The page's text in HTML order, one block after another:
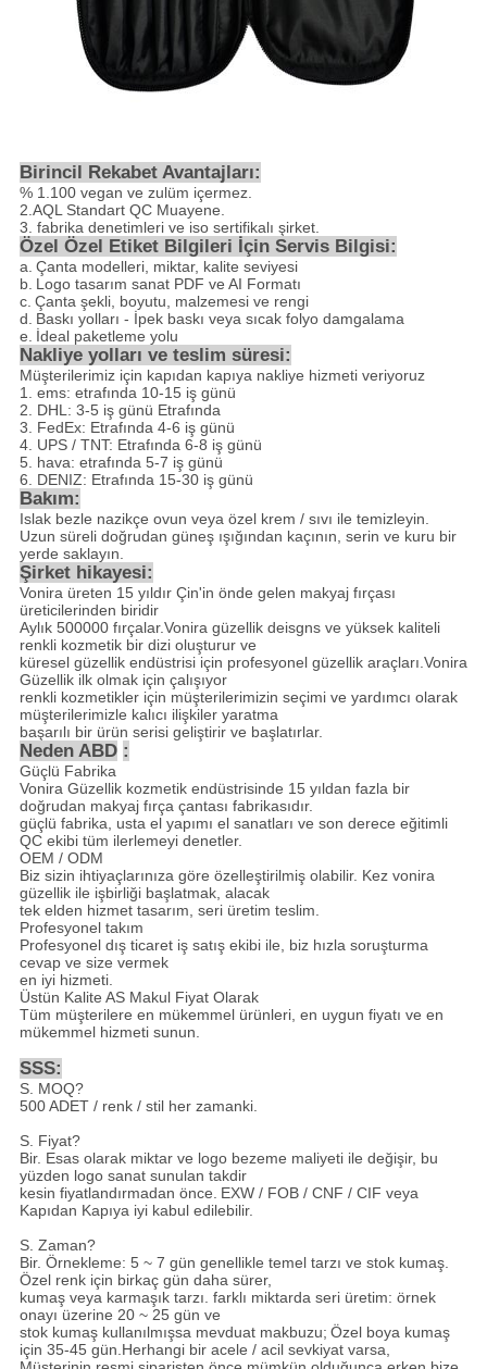
Birincil Rekabet Avantajları:
% 1.100 vegan ve zulüm içermez.
2.AQL Standart QC Muayene.
3. fabrika denetimleri ve iso sertifikalı şirket.
Özel Özel Etiket Bilgileri İçin Servis Bilgisi:
a. Çanta modelleri, miktar, kalite seviyesi
b. Logo tasarım sanat PDF ve AI Formatı
c. Çanta şekli, boyutu, malzemesi ve rengi
d. Baskı yolları - İpek baskı veya sıcak folyo damgalama
e. İdeal paketleme yolu
Nakliye yolları ve teslim süresi:
Müşterilerimiz için kapıdan kapıya nakliye hizmeti veriyoruz
1. ems: etrafında 10-15 iş günü
2. DHL: 3-5 iş günü Etrafında
3. FedEx: Etrafında 4-6 iş günü
4. UPS / TNT: Etrafında 6-8 iş günü
5. hava: etrafında 5-7 iş günü
6. DENIZ: Etrafında 15-30 iş günü
Bakım:
Islak bezle nazikçe ovun veya özel krem ​​/ sıvı ile temizleyin.
Uzun süreli doğrudan güneş ışığından kaçının, serin ve kuru bir
yerde saklayın.
Şirket hikayesi:
Vonira üreten 15 yıldır Çin'in önde gelen makyaj fırçası
üreticilerinden biridir
Aylık 500000 fırçalar.Vonira güzellik deisgns ve yüksek kaliteli
renkli kozmetik bir dizi oluşturur ve
küresel güzellik endüstrisi için profesyonel güzellik araçları.Vonira
Güzellik ilk olmak için çalışıyor
renkli kozmetikler için müşterilerimizin seçimi ve yardımcı olarak
müşterilerimizle kalıcı ilişkiler yaratma
başarılı bir ürün serisi geliştirir ve başlatırlar.
Neden ABD :
Güçlü Fabrika
Vonira Güzellik kozmetik endüstrisinde 15 yıldan fazla bir
doğrudan makyaj fırça çantası fabrikasıdır.
güçlü fabrika, usta el yapımı el sanatları ve son derece eğitimli
QC ekibi tüm ilerlemeyi denetler.
OEM / ODM
Biz sizin ihtiyaçlarınıza göre özelleştirilmiş olabilir. Kez vonira
güzellik ile işbirliği başlatmak, alacak
tek elden hizmet tasarım, seri üretim teslim.
Profesyonel takım
Profesyonel dış ticaret iş satış ekibi ile, biz hızla soruşturma
cevap ve size vermek
en iyi hizmeti.
Üstün Kalite AS Makul Fiyat Olarak
Tüm müşterilere en mükemmel ürünleri, en uygun fiyatı ve en
mükemmel hizmeti sunun.
SSS:
S. MOQ?
500 ADET / renk / stil her zamanki.
S. Fiyat?
Bir. Esas olarak miktar ve logo bezeme maliyeti ile değişir, bu
yüzden logo sanat sunulan takdir
kesin fiyatlandırmadan önce. EXW / FOB / CNF / CIF veya
Kapıdan Kapıya iyi kabul edilebilir.
S. Zaman?
Bir. Örnekleme: 5 ~ 7 gün genellikle temel tarzı ve stok kumaş.
Özel renk için birkaç gün daha sürer,
kumaş veya karmaşık tarzı. farklı miktarda seri üretim: örnek
onayı üzerine 20 ~ 25 gün ve
stok kumaş kullanılmışsa mevduat makbuzu; Özel boya kumaş
için 35-45 gün.Herhangi bir acele / acil sevkiyat varsa,